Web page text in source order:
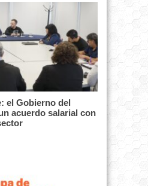
el Gobierno del
acuerdo salarial con